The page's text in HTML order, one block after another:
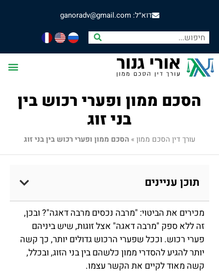
דוא״ל: ganoradv@gmail.com
הסכם ממון ופערי רכוש בין
בני זוג
עורך דין הסכם ממון »הסכם ממון ופערי רכוש בין בני זוג
תוכן עניינים
מכירים את הביטוי: "מרבה נכסים מרבה דאגה"? ובכן,
זה ללא ספק "מרבה דאגה" אצל זוגות, שיש ביניהם
פערי רכוש. וככל שפערי הרכוש גדולים יותר, כך קשה
יותר להגיע להסדרי ממון כלשהם בין בני הזוג, ובכלל,
קשה מאוד לקיים את הקשר עצמו.